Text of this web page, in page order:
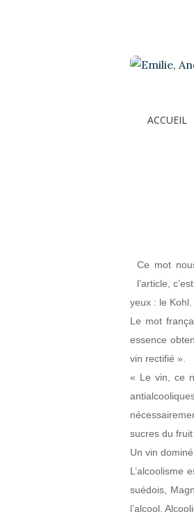
ACCUEIL
Ce mot
l’article,
yeux : le Kohl.
Le mot
essence
vin rectifié ».
« Le vin, ce
sucres du
Un vin
L’alcoolisme
suédois,
l’alcool.